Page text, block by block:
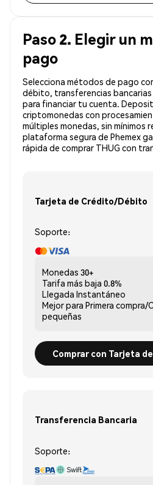
Paso 2. Elegir un
pago
Selecciona métodos de pago
débito, transferencias
para financiar tu cuenta.
criptomonedas con
múltiples monedas, sin mínimos
plataforma segura de Phemex
rápida de comprar THUG con
Tarjeta de Crédito/Débito
Soporte:
Monedas 30+
Tarifa más baja 0.8%
Llegada Instantáneo
Mejor para Primera compra/
pequeñas
Comprar con Tarjeta
Transferencia Bancaria
Soporte: